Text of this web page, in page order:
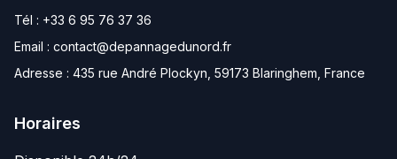
Tél : +33 6 95 76 37 36
Email : contact@depannagedunord.fr
Adresse : 435 rue André Plockyn, 59173 Blaringhem, France
Horaires